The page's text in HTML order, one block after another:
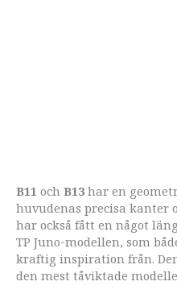
B11 och B13 har en
huvudenas precisa kanter
har också fått en något
TP Juno-modellen, som
kraftig inspiration från.
den mest tåviktade